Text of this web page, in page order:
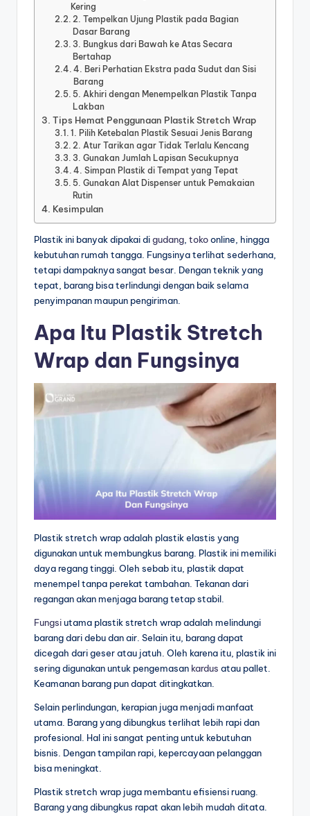
Kering
2. Tempelkan Ujung Plastik pada Bagian
Dasar Barang
3. Bungkus dari Bawah ke Atas Secara
Bertahap
4. Beri Perhatian Ekstra pada Sudut dan Sisi
Barang
5. Akhiri dengan Menempelkan Plastik Tanpa
Lakban
Tips Hemat Penggunaan Plastik Stretch Wrap
1. Pilih Ketebalan Plastik Sesuai Jenis Barang
2. Atur Tarikan agar Tidak Terlalu Kencang
3. Gunakan Jumlah Lapisan Secukupnya
4. Simpan Plastik di Tempat yang Tepat
5. Gunakan Alat Dispenser untuk Pemakaian
Rutin
Kesimpulan
Plastik ini banyak dipakai digudang, tokoonline, hingga
kebutuhan rumah tangga. Fungsinya terlihat sederhana,
tetapi dampaknya sangat besar. Dengan teknik yang
tepat, barang bisa terlindungi dengan baik selama
penyimpanan maupun pengiriman.
Apa Itu Plastik Stretch
Wrap dan Fungsinya
Plastik stretch wrap adalah plastik elastis yang
digunakan untuk membungkus barang. Plastik ini memiliki
daya regang tinggi. Oleh sebab itu, plastik dapat
menempel tanpa perekat tambahan. Tekanan dari
regangan akan menjaga barang tetap stabil.
Fungsiutama plastik stretch wrap adalah melindungi
barang dari debu dan air. Selain itu, barang dapat
dicegah dari geser atau jatuh. Oleh karena itu, plastik ini
sering digunakan untuk pengemasan kardus atau pallet.
Keamanan barang pun dapat ditingkatkan.
Selain perlindungan, kerapian juga menjadi manfaat
utama. Barang yang dibungkus terlihat lebih rapi dan
profesional. Hal ini sangat penting untuk kebutuhan
bisnis. Dengan tampilan rapi, kepercayaan pelanggan
bisa meningkat.
Plastik stretch wrap juga membantu efisiensi ruang.
Barang yang dibungkus rapat akan lebih mudah ditata.